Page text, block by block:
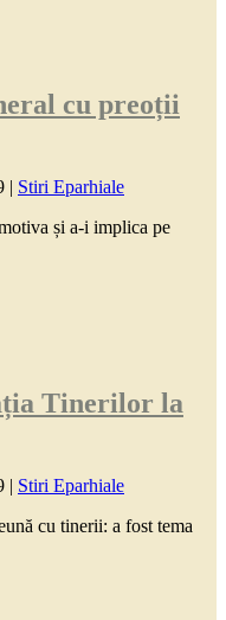
cu preoții
| Stiri Eparhiale
și a-i implica pe
Tinerilor la
| Stiri Eparhiale
cu tinerii: a fost tema